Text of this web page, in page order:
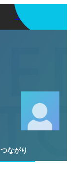
アプリを使う
つながり